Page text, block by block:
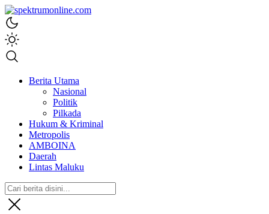
spektrumonline.com
Berita Utama
Nasional
Politik
Pilkada
Hukum & Kriminal
Metropolis
AMBOINA
Daerah
Lintas Maluku